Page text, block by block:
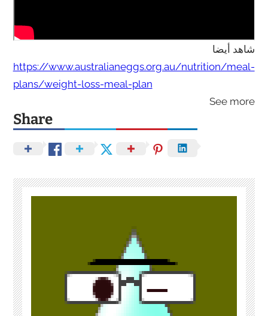
شاهد أيضا
https://www.australianeggs.org.au/nutrition/meal-
plans/weight-loss-meal-plan
See more
Share